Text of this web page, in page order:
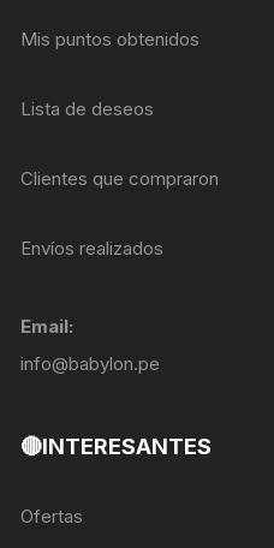
Mis puntos obtenidos
Lista de deseos
Clientes que compraron
Envíos realizados
Email:
info@babylon.pe
🔴INTERESANTES
Ofertas